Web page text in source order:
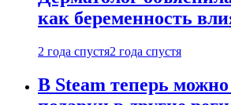
как беременность
2 года спустя2 года спустя
В Steam теперь